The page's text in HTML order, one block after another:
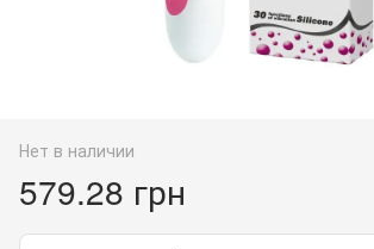
Нет в наличии
579.28 грн